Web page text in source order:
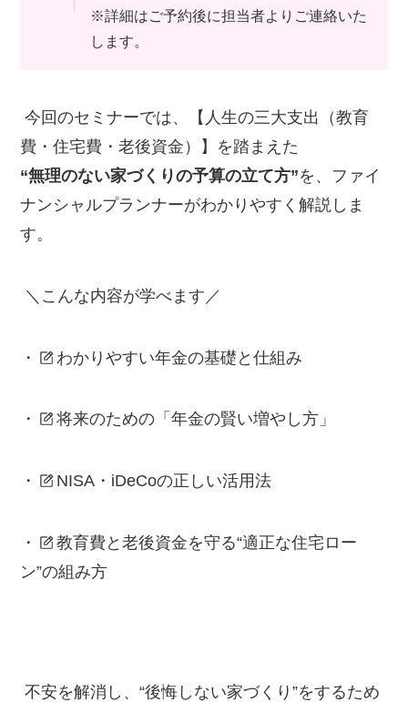
※詳細はご予約後に担当者よりご連絡いた
します。
今回のセミナーでは、【人生の三大支出（教育
費・住宅費・老後資金）】を踏まえた
“無理のない家づくりの予算の立て方”を、ファイ
ナンシャルプランナーがわかりやすく解説しま
す。
＼こんな内容が学べます／
・ わかりやすい年金の基礎と仕組み
・ 将来のための「年金の賢い増やし方」
・ NISA・iDeCoの正しい活用法
・
教育費と老後資金を守る“適正な住宅ロー
ン”の組み方
不安を解消し、“後悔しない家づくり”をするため